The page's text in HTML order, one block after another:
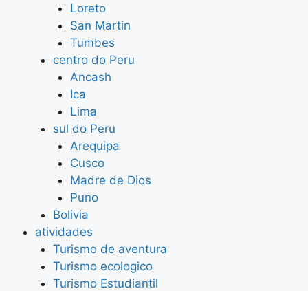
Loreto
San Martin
Tumbes
centro do Peru
Ancash
Ica
Lima
sul do Peru
Arequipa
Cusco
Madre de Dios
Puno
Bolivia
atividades
Turismo de aventura
Turismo ecologico
Turismo Estudiantil